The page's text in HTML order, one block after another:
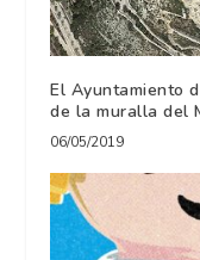
El Ayuntamiento
de la muralla del
06/05/2019